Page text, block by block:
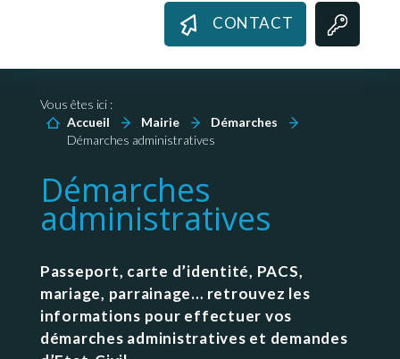
CONTACT
Vous êtes ici :
Accueil
Mairie
Démarches
Démarches administratives
Démarches
administratives
Passeport, carte d’identité, PACS,
mariage, parrainage… retrouvez les
informations pour effectuer vos
démarches administratives et demandes